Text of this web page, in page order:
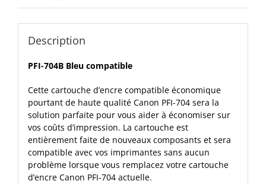
Description
PFI-704B Bleu compatible
Cette cartouche d’encre compatible économique
pourtant de haute qualité Canon PFI-704 sera la
solution parfaite pour vous aider à économiser sur
vos coûts d’impression. La cartouche est
entièrement faite de nouveaux composants et sera
compatible avec vos imprimantes sans aucun
problème lorsque vous remplacez votre cartouche
d’encre Canon PFI-704 actuelle.